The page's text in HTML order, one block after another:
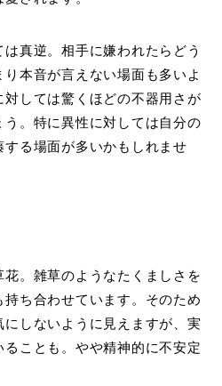
真逆。相手に嫌われたらどう
本音が言えない場面も多いよ
しては驚くほどの不器用さが
。特に異性に対しては自分の
る場面が多いかもしれませ
。雑草のようなたくましさを
ち合わせています。そのため
しないように見えますが、実
ことも。やや精神的に不安定